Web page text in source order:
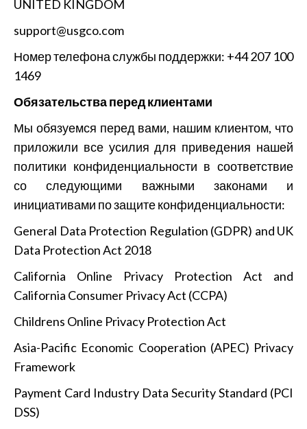
UNITED KINGDOM
support@usgco.com
Номер телефона службы поддержки: +44 207 100
1469
Обязательства перед клиентами
Мы обязуемся перед вами, нашим клиентом, что
приложили все усилия для приведения нашей
политики конфиденциальности в соответствие
со следующими важными законами и
инициативами по защите конфиденциальности:
General Data Protection Regulation (GDPR) and UK
Data Protection Act 2018
California Online Privacy Protection Act and
California Consumer Privacy Act (CCPA)
Childrens Online Privacy Protection Act
Asia-Pacific Economic Cooperation (APEC) Privacy
Framework
Payment Card Industry Data Security Standard (PCI
DSS)